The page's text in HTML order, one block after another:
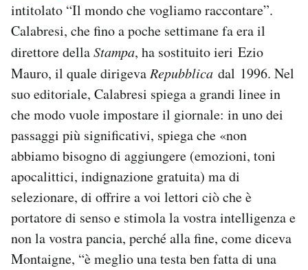
AREA PERSONALE
Area Personale
Newsletter
Notifiche mobile
Regala il Post
Esci
intitolato “Il mondo che vogliamo raccontare”.
Calabresi, che fino a poche settimane fa era il
direttore dellaStampa, ha sostituito ieri Ezio
Mauro, il quale dirigevaRepubblica dal 1996. Nel
suo editoriale, Calabresi spiega a grandi linee in
che modo vuole impostare il giornale: in uno dei
passaggi più significativi, spiega che «non
abbiamo bisogno di aggiungere (emozioni, toni
apocalittici, indignazione gratuita) ma di
selezionare, di offrire a voi lettori ciò che è
portatore di senso e stimola la vostra intelligenza e
non la vostra pancia, perché alla fine, come diceva
Montaigne, “è meglio una testa ben fatta di una